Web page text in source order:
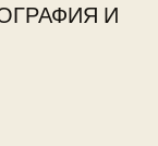
И